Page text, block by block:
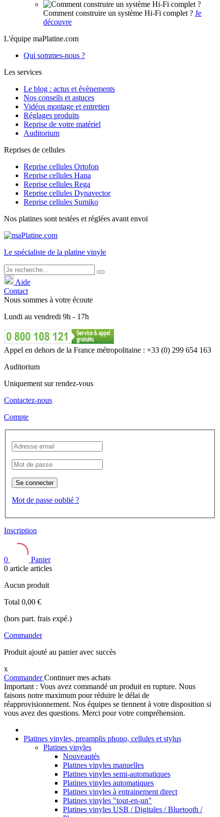
Comment construire un système Hi-Fi complet ? Je
découvre
L'équipe maPlatine.com
Qui sommes-nous ?
Les services
Le blog : actus et évènements
Nos conseils et astuces
Vidéos montage et entretien
Réglages produits
Reprise de votre matériel
Auditorium
Reprises de cellules
Reprise cellules Ortofon
Reprise cellules Hana
Reprise cellules Rega
Reprise cellules Dynavector
Reprise cellules Sumiko
Nos platines sont testées et réglées avant envoi
Le spécialiste de la platine vinyle
Aide
Contact
Nous sommes à votre écoute
Lundi au vendredi 9h - 17h
Appel en dehors de la France métropolitaine : +33 (0) 299 654 163
Auditorium
Uniquement sur rendez-vous
Contactez-nous
Compte
Se connecter
Mot de passe oublié ?
Inscription
0
Panier
0 article articles
Aucun produit
Total 0,00 €
(hors part. frais expé.)
Commander
Produit ajouté au panier avec succès
x
CommanderContinuer mes achats
Important : Vous avez commandé un produit en rupture. Nous
faisons notre maximum pour réduire le délai de
réapprovisionnement. Nos équipes se tiennent à votre disposition si
vous avez des questions. Merci pour votre compréhension.
Platines vinyles, preamplis phono, cellules et stylus
Platines vinyles
Nouveautés
Platines vinyles manuelles
Platines vinyles semi-automatiques
Platines vinyles automatiques
Platines vinyles à entrainement direct
Platines vinyles "tout-en-un"
Platines vinyles USB / Digitales / Bluetooth /